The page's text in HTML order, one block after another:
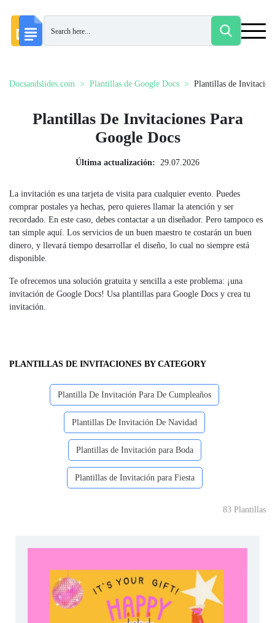
Docsandslides.com Plantillas de Google Docs Plantillas de
Plantillas De Invitaciones Para
Google Docs
Última actualización: 29.07.2026
La invitación es una tarjeta de visita para cualquier evento. Puedes
comprar postales ya hechas, pero quieres llamar la atención y ser
recordado. En este caso, debes contactar a un diseñador. Pero tampoco es
tan simple aquí. Los servicios de un buen maestro te costarán un buen
dinero, y llevará tiempo desarrollar el diseño, lo cual no siempre está
disponible.
Te ofrecemos una solución gratuita y sencilla a este problema: ¡una
invitación de Google Docs! Usa plantillas para Google Docs y crea tu
invitación.
PLANTILLAS DE INVITACIONES BY CATEGORY
Plantilla De Invitación Para De Cumpleaños
Plantillas De Invitación De Navidad
Plantillas de Invitación para Boda
Plantillas de Invitación para Fiesta
83 Plantillas